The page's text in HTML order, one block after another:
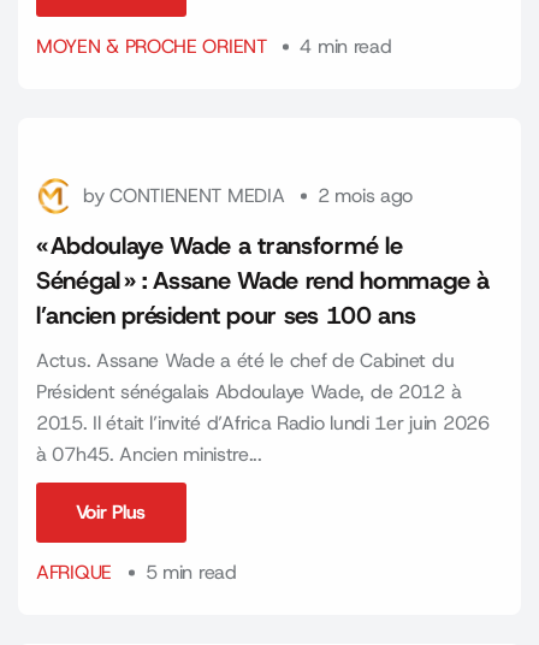
MOYEN & PROCHE ORIENT
4 min read
byCONTIENENT MEDIA 2 mois ago
« Abdoulaye Wade a transformé le
Sénégal » : Assane Wade rend hommage à
l’ancien président pour ses 100 ans
Actus. Assane Wade a été le chef de Cabinet du
Président sénégalais Abdoulaye Wade, de 2012 à
2015. Il était l’invité d’Africa Radio lundi 1er juin 2026
à 07h45. Ancien ministre...
Voir Plus
AFRIQUE
5 min read